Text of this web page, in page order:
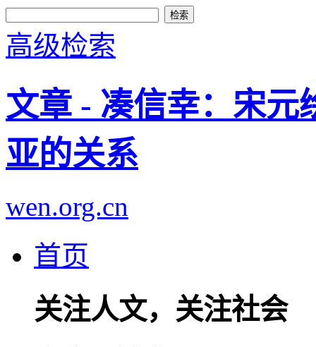
高级检索
文章 - 凑信幸：宋元
亚的关系
wen.org.cn
首页
关注人文，关注社会